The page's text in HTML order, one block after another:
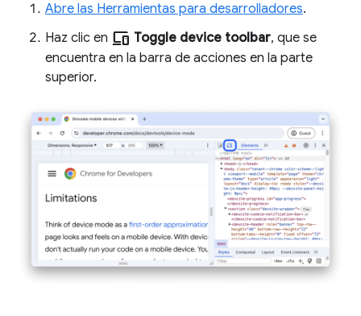
Abre las Herramientas para desarrolladores.
Haz clic en devices Toggle device toolbar, que se
encuentra en la barra de acciones en la parte
superior.